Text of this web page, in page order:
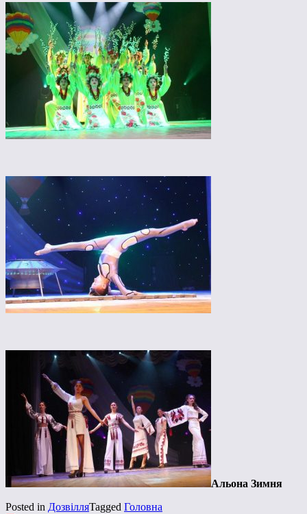
Альона Зимня
Posted in ДозвілляTagged Головна